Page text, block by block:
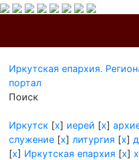
Иркутская епархия.
портал
Поиск
Иркутск [x] иерей [x]
служение [x] литургия [x]
[x] Иркутская епархия [x]